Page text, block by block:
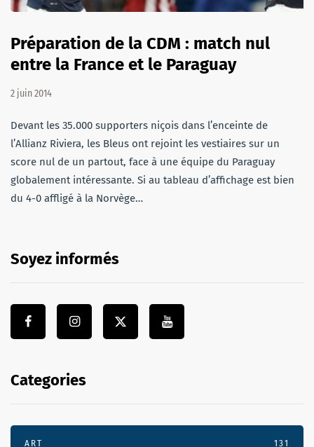
Préparation de la CDM : match nul
entre la France et le Paraguay
2 juin 2014
Devant les 35.000 supporters niçois dans l’enceinte de
l’Allianz Riviera, les Bleus ont rejoint les vestiaires sur un
score nul de un partout, face à une équipe du Paraguay
globalement intéressante. Si au tableau d’affichage est bien
du 4-0 affligé à la Norvège…
Soyez informés
Categories
ART 131